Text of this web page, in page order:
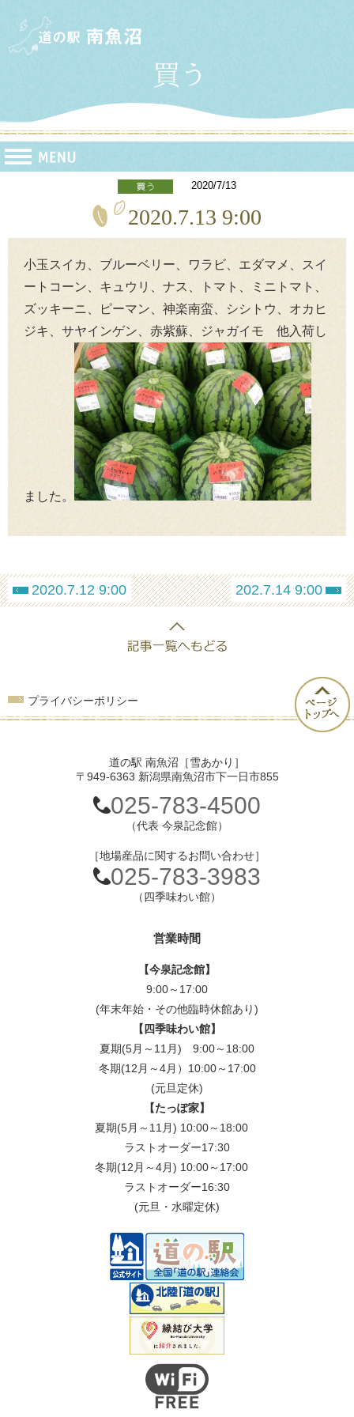
2020/7/13
2020.7.13 9:00
小玉スイカ、ブルーベリー、ワラビ、エダマメ、スイ
ートコーン、キュウリ、ナス、トマト、ミニトマト、
ズッキーニ、ピーマン、神楽南蛮、シシトウ、オカヒ
ジキ、サヤインゲン、赤紫蘇、ジャガイモ 他入荷し
ました。
2020.7.12 9:00 202.7.14 9:00
プライバシーポリシー
道の駅 南魚沼［雪あかり］
〒949-6363 新潟県南魚沼市下一日市855
025-783-4500
（代表 今泉記念館）
［地場産品に関するお問い合わせ］
025-783-3983
（四季味わい館）
営業時間
【今泉記念館】
9:00～17:00
(年末年始・その他臨時休館あり)
【四季味わい館】
夏期(5月～11月) 9:00～18:00
冬期(12月～4月）10:00～17:00
(元旦定休)
【たっぽ家】
夏期(5月～11月) 10:00～18:00
ラストオーダー17:30
冬期(12月～4月) 10:00～17:00
ラストオーダー16:30
(元旦・水曜定休)